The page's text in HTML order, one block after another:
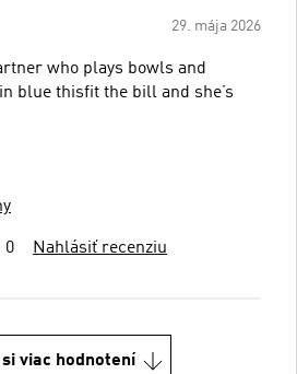
29. mája 2026
who plays bowls and
blue thisfit the bill and she’s
0 Nahlásiť recenziu
viac hodnotení